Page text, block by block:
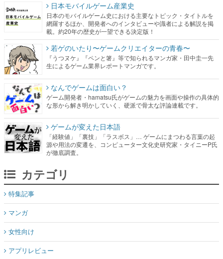
日本モバイルゲーム産業史
日本のモバイルゲーム史における主要なトピック・タイトルを
網羅するほか、開発者へのインタビューや識者による解説を掲
載。約20年の歴史が一望できる決定版！
若ゲのいたり〜ゲームクリエイターの青春〜
『うつヌケ』『ペンと箸』等で知られるマンガ家・田中圭一先
生によるゲーム業界レポートマンガです。
なんでゲームは面白い？
ゲーム開発者・hamatsu氏がゲームの魅力を画面や操作の具体的
な形から解き明かしていく、硬派で骨太な評論連載です。
ゲームが変えた日本語
「経験値」「裏技」「ラスボス」… ゲームにまつわる言葉の起
源や用法の変遷を、コンピューター文化史研究家・タイニーP氏
が徹底調査。
カテゴリ
特集記事
マンガ
女性向け
アプリレビュー